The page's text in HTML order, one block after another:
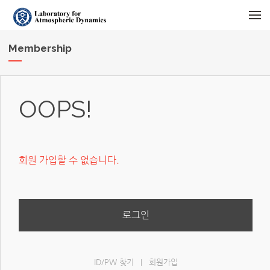
Membership
OOPS!
회원 가입할 수 없습니다.
로그인
ID/PW 찾기 회원가입